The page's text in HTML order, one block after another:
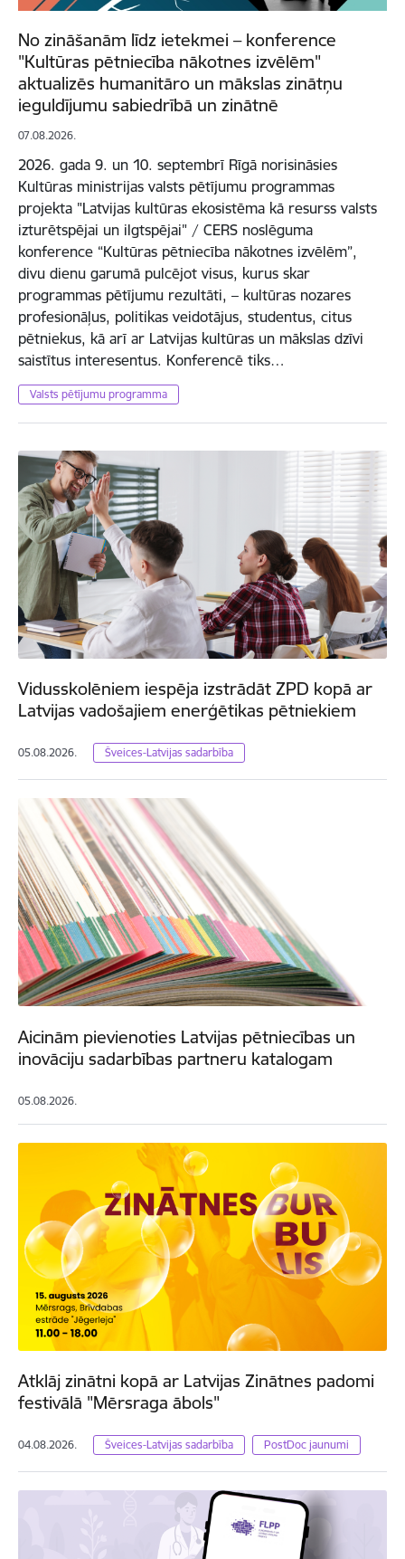
No zināšanām līdz ietekmei – konference
"Kultūras pētniecība nākotnes izvēlēm"
aktualizēs humanitāro un mākslas zinātņu
ieguldījumu sabiedrībā un zinātnē
07.08.2026.
2026. gada 9. un 10. septembrī Rīgā norisināsies
Kultūras ministrijas valsts pētījumu programmas
projekta "Latvijas kultūras ekosistēma kā resurss valsts
izturētspējai un ilgtspējai" / CERS noslēguma
konference “Kultūras pētniecība nākotnes izvēlēm”,
divu dienu garumā pulcējot visus, kurus skar
programmas pētījumu rezultāti, – kultūras nozares
profesionāļus, politikas veidotājus, studentus, citus
pētniekus, kā arī ar Latvijas kultūras un mākslas dzīvi
saistītus interesentus. Konferencē tiks…
Valsts pētījumu programma
Vidusskolēniem iespēja izstrādāt ZPD kopā ar
Latvijas vadošajiem enerģētikas pētniekiem
05.08.2026. Šveices-Latvijas sadarbība
Aicinām pievienoties Latvijas pētniecības un
inovāciju sadarbības partneru katalogam
05.08.2026.
Atklāj zinātni kopā ar Latvijas Zinātnes padomi
festivālā "Mērsraga ābols"
04.08.2026. Šveices-Latvijas sadarbība PostDoc jaunumi